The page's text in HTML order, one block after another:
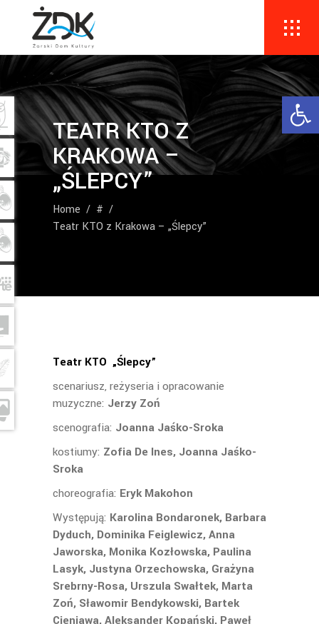
TEATR KTO Z
KRAKOWA –
„ŚLEPCY”
Home / # /
Teatr KTO z Krakowa – „Ślepcy”
Teatr KTO „Ślepcy”
scenariusz, reżyseria i opracowanie
muzyczne: Jerzy Zoń
scenografia: Joanna Jaśko-Sroka
kostiumy: Zofia De Ines, Joanna Jaśko-
Sroka
choreografia: Eryk Makohon
Występują: Karolina Bondaronek, Barbara
Dyduch, Dominika Feiglewicz, Anna
Jaworska, Monika Kozłowska, Paulina
Lasyk, Justyna Orzechowska, Grażyna
Srebrny-Rosa, Urszula Swałtek, Marta
Zoń, Sławomir Bendykowski, Bartek
Cieniawa, Aleksander Kopański, Paweł